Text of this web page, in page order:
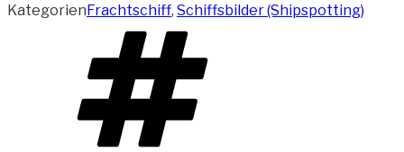
KategorienFrachtschiff, Schiffsbilder (Shipspotting)